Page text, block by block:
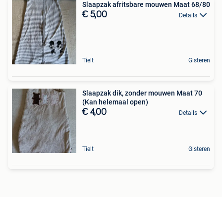
Slaapzak afritsbare mouwen Maat 68/80
€ 5,00 Details
Tielt Gisteren
Slaapzak dik, zonder mouwen Maat 70
(Kan helemaal open)
€ 4,00 Details
Tielt Gisteren